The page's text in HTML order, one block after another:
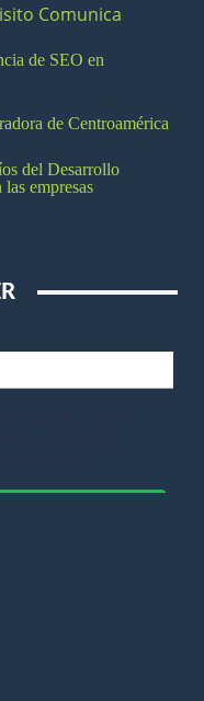
Comunica
de SEO en
de Centroamérica
del Desarrollo
empresas